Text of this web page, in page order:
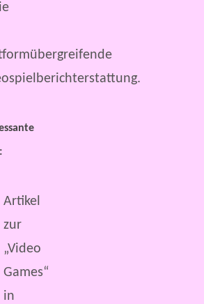
Artikel
zur
„Video
Games“
in